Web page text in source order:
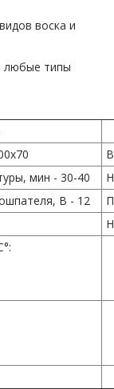
воска и
любые типы
мин - 30-40
В - 12